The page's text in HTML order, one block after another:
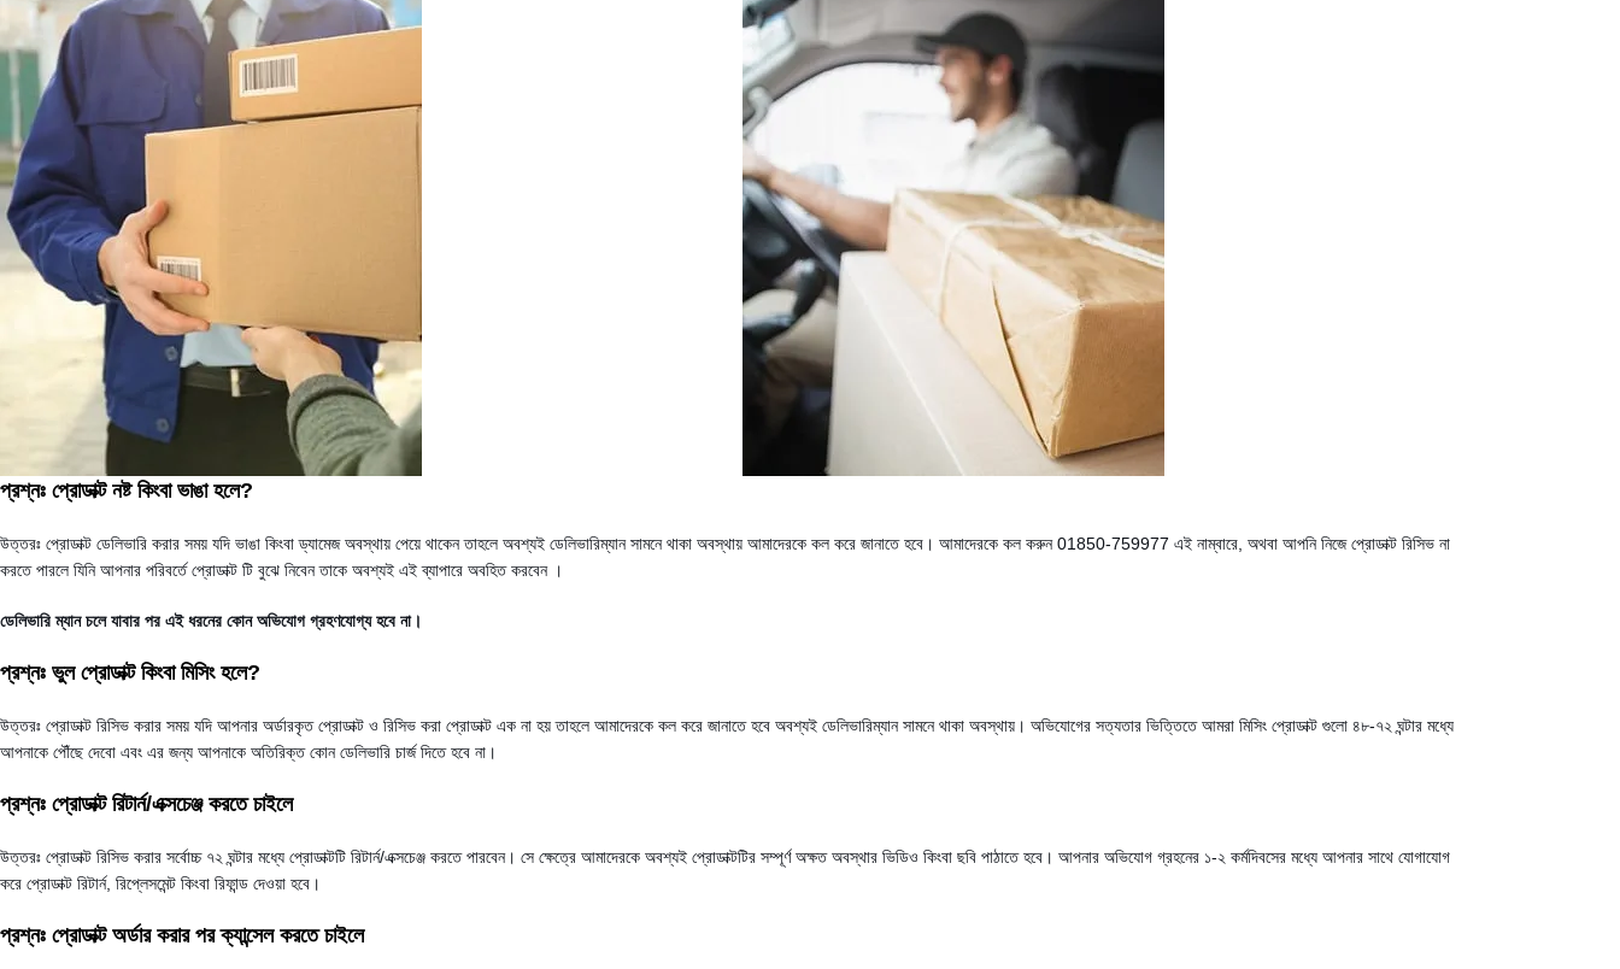
প্রশ্নঃ প্রোডাক্ট নষ্ট কিংবা ভাঙা হলে?
উত্তরঃ প্রোডাক্ট ডেলিভারি করার সময় যদি ভাঙা কিংবা ড্যামেজ অবস্থায় পেয়ে থাকেন তাহলে অবশ্যই ডেলিভারিম্যান সামনে থাকা অবস্থায় আমাদেরকে কল করে জানাতে হবে। আমাদেরকে কল করুন 01850-759977 এই নাম্বারে, অথবা আপনি নিজে প্রোডাক্ট রিসিভ না
করতে পারলে যিনি আপনার পরিবর্তে প্রোডাক্ট টি বুঝে নিবেন তাকে অবশ্যই এই ব্যাপারে অবহিত করবেন ।
ডেলিভারি ম্যান চলে যাবার পর এই ধরনের কোন অভিযোগ গ্রহণযোগ্য হবে না।
প্রশ্নঃ ভুল প্রোডাক্ট কিংবা মিসিং হলে?
উত্তরঃ প্রোডাক্ট রিসিভ করার সময় যদি আপনার অর্ডারকৃত প্রোডাক্ট ও রিসিভ করা প্রোডাক্ট এক না হয় তাহলে আমাদেরকে কল করে জানাতে হবে অবশ্যই ডেলিভারিম্যান সামনে থাকা অবস্থায়। অভিযোগের সত্যতার ভিত্তিতে আমরা মিসিং প্রোডাক্ট গুলো ৪৮-৭২ ঘন্টার মধ্যে
আপনাকে পৌঁছে দেবো এবং এর জন্য আপনাকে অতিরিক্ত কোন ডেলিভারি চার্জ দিতে হবে না।
প্রশ্নঃ প্রোডাক্ট রিটার্ন/এক্সচেঞ্জ করতে চাইলে
উত্তরঃ প্রোডাক্ট রিসিভ করার সর্বোচ্চ ৭২ ঘন্টার মধ্যে প্রোডাক্টটি রিটার্ন/এক্সচেঞ্জ করতে পারবেন। সে ক্ষেত্রে আমাদেরকে অবশ্যই প্রোডাক্টটির সম্পূর্ণ অক্ষত অবস্থার ভিডিও কিংবা ছবি পাঠাতে হবে। আপনার অভিযোগ গ্রহনের ১-২ কর্মদিবসের মধ্যে আপনার সাথে যোগাযোগ
করে প্রোডাক্ট রিটার্ন, রিপ্লেসমেন্ট কিংবা রিফান্ড দেওয়া হবে।
প্রশ্নঃ প্রোডাক্ট অর্ডার করার পর ক্যান্সেল করতে চাইলে